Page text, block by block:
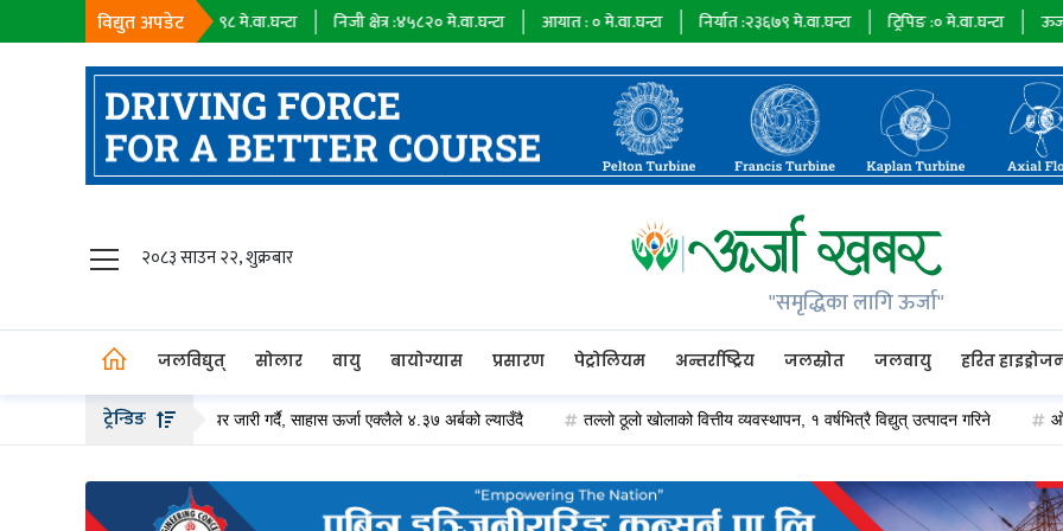
विद्युत अपडेट
१८३९८मे.वा.घन्टा निजी क्षेत्र :४५८२०मे.वा.घन्टा आयात :०मे.वा.घन्टा निर्यात :२३६७९ मे.वा.घन्टा ट्रिपिङ :०मे.वा.घन्टा ऊर्जा माग :७३४८५
२०८३ साउन २२, शुक्रबार
"समृद्धिका लागि ऊर्जा"
जलविद्युत् सोलार वायु बायोग्यास प्रसारण पेट्रोलियम अन्तर्राष्ट्रिय जलस्रोत जलवायु हरित
वायु
बायोग्यास
पेट्रोलियम
ट्रेन्डिङ
बढीको हकप्रद सेयर जारी गर्दै, साहास ऊर्जा एक्लैले ४.३७ अर्बको ल्याउँदै तल्लाे ठूलाे खाेलाको वित्तीय व्यवस्थापन, १ वर्षभित्रै विद्युत् उत्पादन गरिने ओएन्डएम